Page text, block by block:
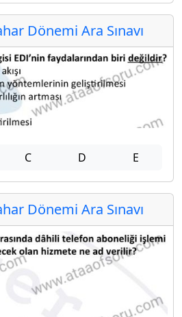
Dönemi Ara Sınavı
C D E
Dönemi Ara Sınavı